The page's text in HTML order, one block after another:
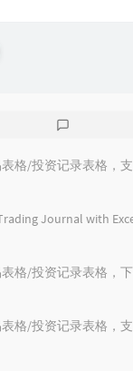
t
e
t
m
n
格/投资记录表格，
Journal with